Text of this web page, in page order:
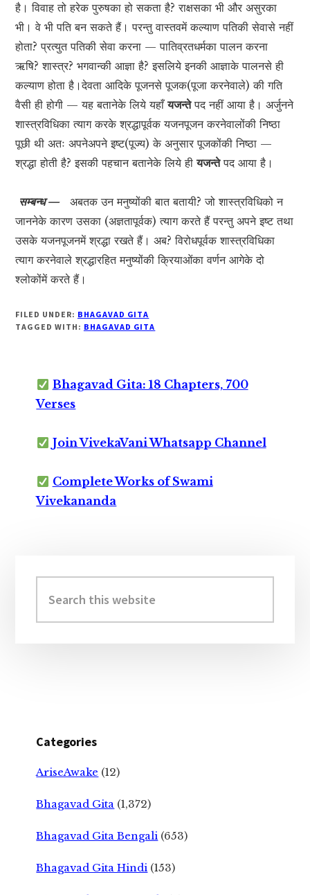
है। विवाह तो हरेक पुरुषका हो सकता है? राक्षसका भी और असुरका
भी। वे भी पति बन सकते हैं। परन्तु वास्तवमें कल्याण पतिकी सेवासे नहीं
होता? प्रत्युत पतिकी सेवा करना — पातिव्रतधर्मका पालन करना
ऋषि? शास्त्र? भगवान्की आज्ञा है? इसलिये इनकी आज्ञाके पालनसे ही
कल्याण होता है।देवता आदिके पूजनसे पूजक(पूजा करनेवाले) की गति
वैसी ही होगी — यह बतानेके लिये यहाँयजन्तेपद नहीं आया है। अर्जुनने
शास्त्रविधिका त्याग करके श्रद्धापूर्वक यजनपूजन करनेवालोंकी निष्ठा
पूछी थी अतः अपनेअपने इष्ट(पूज्य) के अनुसार पूजकोंकी निष्ठा —
श्रद्धा होती है? इसकी पहचान बतानेके लिये हीयजन्तेपद आया है।
सम्बन्ध —
अबतक उन मनुष्योंकी बात बतायी? जो शास्त्रविधिको न
जाननेके कारण उसका (अज्ञतापूर्वक) त्याग करते हैं परन्तु अपने इष्ट तथा
उसके यजनपूजनमें श्रद्धा रखते हैं। अब? विरोधपूर्वक शास्त्रविधिका
त्याग करनेवाले श्रद्धारहित मनुष्योंकी क्रियाओंका वर्णन आगेके दो
श्लोकोंमें करते हैं।
FILED UNDER: BHAGAVAD GITA
TAGGED WITH: BHAGAVAD GITA
Bhagavad Gita: 18 Chapters, 700
Verses
Join VivekaVani Whatsapp Channel
Complete Works of Swami
Vivekananda
Sidebar
this
website
Categories
AriseAwake (12)
Bhagavad Gita (1,372)
Bhagavad Gita Bengali (653)
Bhagavad Gita Hindi (153)